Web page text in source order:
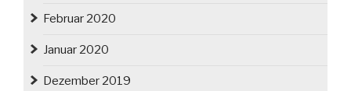
Februar 2020
Januar 2020
Dezember 2019